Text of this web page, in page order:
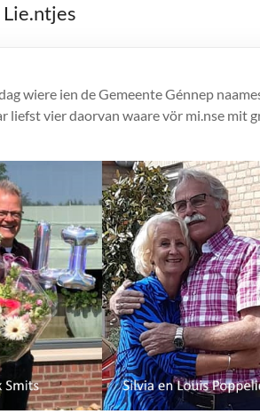
Lie.ntjes
wiere ien de Gemeente Génnep
liefst vier daorvan waare vör mi.nse mit